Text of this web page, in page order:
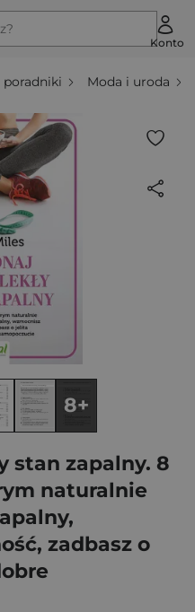
Konto
poradniki Moda i uroda
stan zapalny. 8
naturalnie
zadbasz o
8+